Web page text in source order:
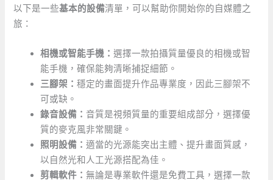
以下是一些基本的設備清單，可以幫助你開始你的自媒體之
旅：
相機或智能手機：選擇一款拍攝質量優良的相機或智
能手機，確保能夠清晰捕捉細節。
三腳架：穩定的畫面提升作品專業度，因此三腳架不
可或缺。
錄音設備：音質是視頻質量的重要組成部分，選擇優
質的麥克風非常關鍵。
照明設備：適當的光源能突出主體、提升畫面質感，
以自然光和人工光源搭配為佳。
剪輯軟件： 無論是專業軟件還是免費工具，選擇一款